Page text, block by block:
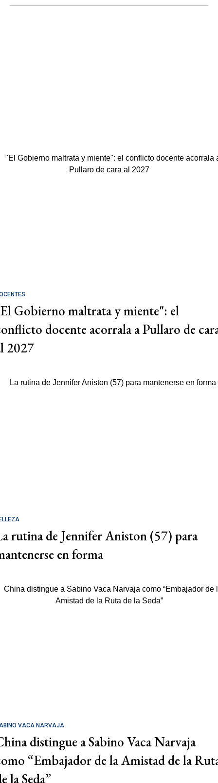
Gobierno maltrata y miente": el
docente acorrala a Pullaro de
2027
rutina de Jennifer Aniston (57) para
en forma
VACA NARVAJA
distingue a Sabino Vaca Narvaja
“Embajador de la Amistad de la
la Seda”